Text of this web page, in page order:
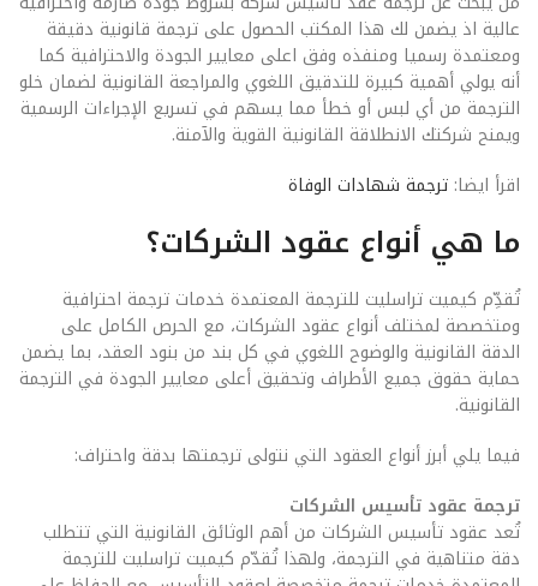
عالية اذ يضمن لك هذا المكتب الحصول على ترجمة قانونية دقيقة
ومعتمدة رسميا ومنفذه وفق اعلى معايير الجودة والاحترافية كما
أنه يولي أهمية كبيرة للتدقيق اللغوي والمراجعة القانونية لضمان خلو
الترجمة من أي لبس أو خطأ مما يسهم في تسريع الإجراءات الرسمية
ويمنح شركتك الانطلاقة القانونية القوية والآمنة.
اقرأ ايضا: ترجمة شهادات الوفاة
ما هي أنواع عقود الشركات؟
تُقدِّم كيميت تراسليت للترجمة المعتمدة خدمات ترجمة احترافية
ومتخصصة لمختلف أنواع عقود الشركات، مع الحرص الكامل على
الدقة القانونية والوضوح اللغوي في كل بند من بنود العقد، بما يضمن
حماية حقوق جميع الأطراف وتحقيق أعلى معايير الجودة في الترجمة
القانونية.
فيما يلي أبرز أنواع العقود التي نتولى ترجمتها بدقة واحتراف:
ترجمة عقود تأسيس الشركات
تُعد عقود تأسيس الشركات من أهم الوثائق القانونية التي تتطلب
دقة متناهية في الترجمة، ولهذا تُقدّم كيميت تراسليت للترجمة